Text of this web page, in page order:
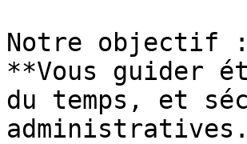
Notre objectif
**Vous guider
du temps, et